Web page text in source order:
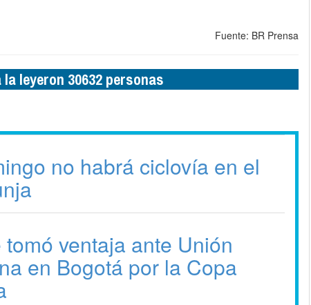
Fuente: BR Prensa
leyeron 30632 personas
no habrá ciclovía en el
tomó ventaja ante Unión
en Bogotá por la Copa